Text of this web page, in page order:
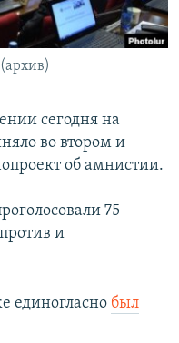
сегодня на
во втором и
об амнистии.
75
и
единогласно был